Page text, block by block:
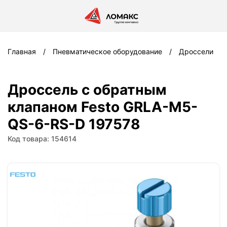
Главная Пневматическое оборудование Дроссели
Дроссель с обратным
клапаном Festo GRLA-M5-
QS-6-RS-D 197578
Код товара: 154614